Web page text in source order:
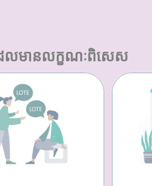
លមានលក្ខណៈពិសេស